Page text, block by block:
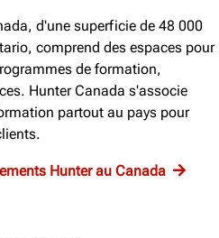
d'une superficie de 48 000
comprend des espaces pour
de formation,
Hunter Canada s'associe
partout au pays pour
Hunter au Canada